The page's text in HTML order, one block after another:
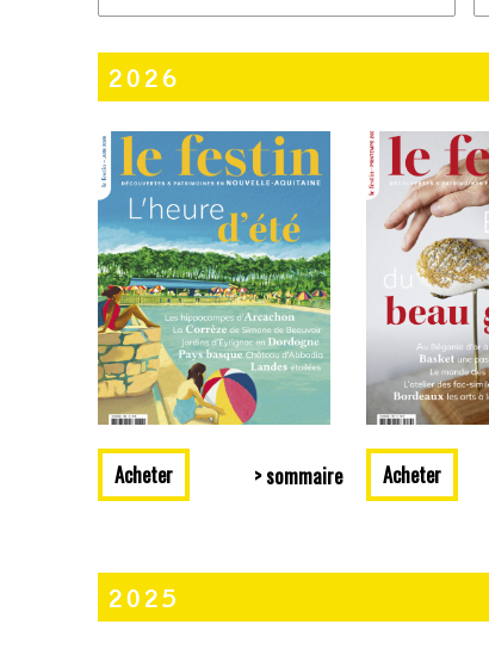
2026
> sommaire
Acheter Acheter
2025